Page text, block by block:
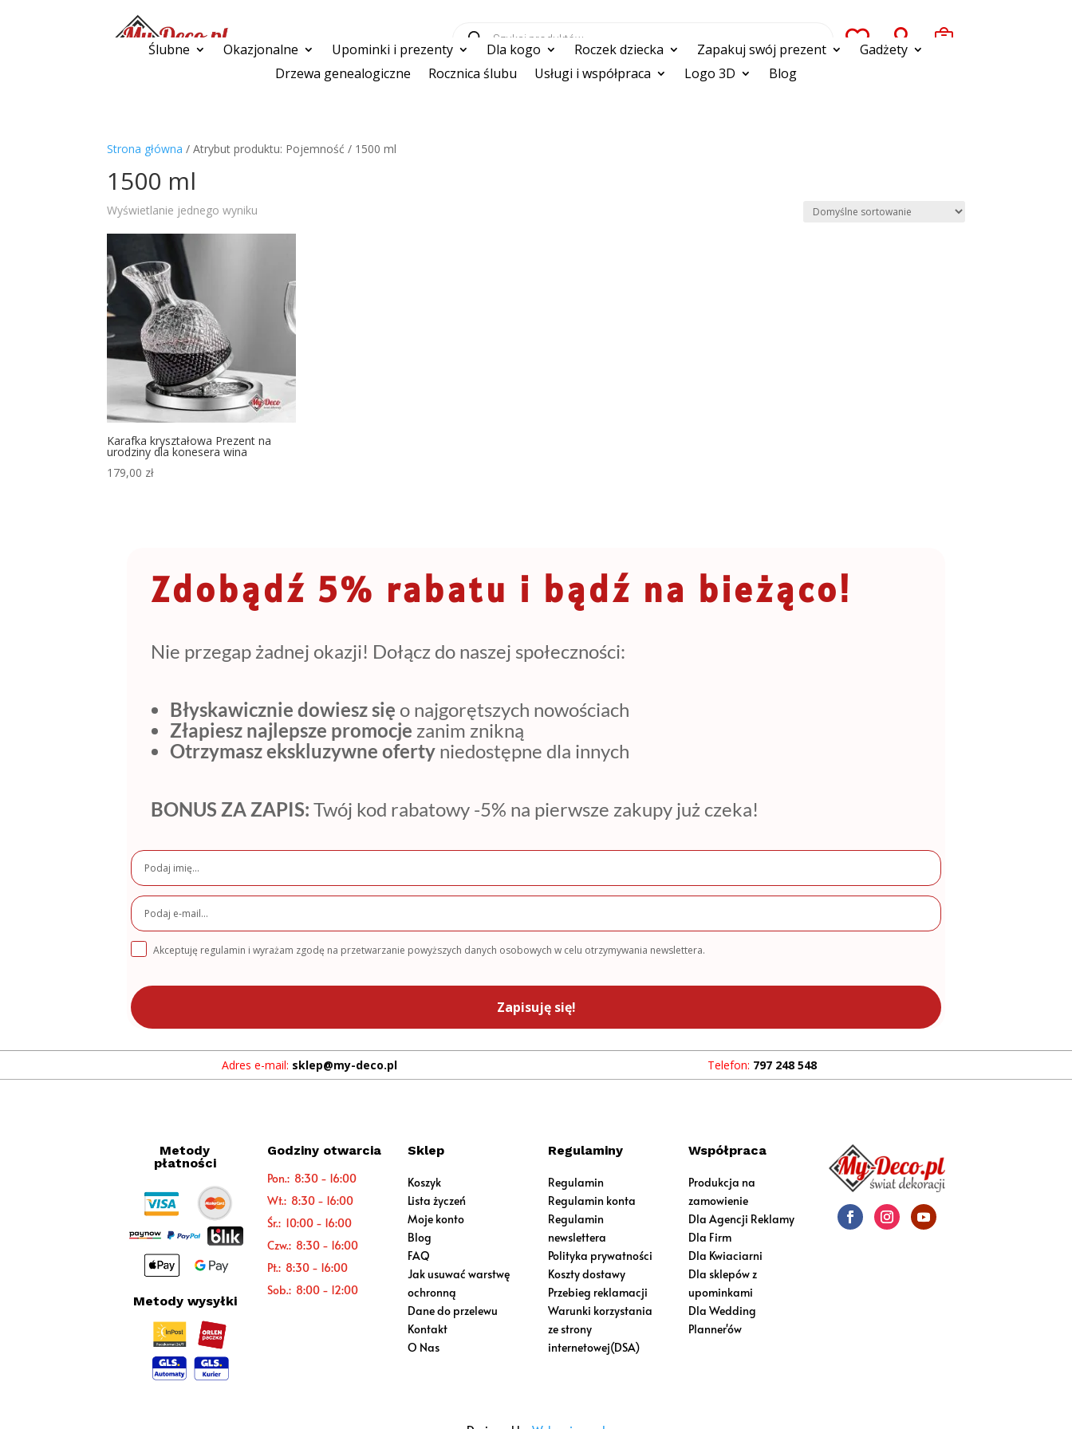
produktów   
Ślubne Okazjonalne Upominki i prezenty Dla kogo Roczek dziecka Zapakuj swój prezent
Gadżety
Drzewa genealogiczne
Rocznica ślubu Usługi i współpraca Logo 3D Blog
Strona główna / Atrybut produktu: Pojemność / 1500 ml
1500 ml
Wyświetlanie jednego wyniku
Karafka kryształowa Prezent na
urodziny dla konesera wina
179,00 zł
Zdobądź 5% rabatu i bądź na bieżąco!
Nie przegap żadnej okazji! Dołącz do naszej społeczności:
Błyskawicznie dowiesz się o najgorętszych nowościach
Złapiesz najlepsze promocje zanim znikną
Otrzymasz ekskluzywne oferty niedostępne dla innych
BONUS ZA ZAPIS: Twój kod rabatowy -5% na pierwsze zakupy już czeka!
Akceptuję regulamin i wyrażam zgodę na przetwarzanie powyższych danych osobowych w celu otrzymywania newslettera.
Zapisuję się!
Adres e-mail: sklep@my-deco.pl Telefon: 797 248 548
Metody
płatności
Metody wysyłki
Godziny otwarcia
Pon.: 8:30 - 16:00
Wt.: 8:30 - 16:00
Śr.: 10:00 - 16:00
Czw.: 8:30 - 16:00
Pt.: 8:30 - 16:00
Sob.: 8:00 - 12:00
Sklep
Koszyk
Lista życzeń
Moje konto
Blog
FAQ
Jak usuwać warstwę
ochronną
Dane do przelewu
Kontakt
O Nas
Regulaminy
Regulamin
Regulamin konta
Regulamin
newslettera
Polityka prywatności
Koszty dostawy
Przebieg reklamacji
Warunki korzystania
ze strony
internetowej(DSA)
Współpraca
Produkcja na
zamowienie
Dla Agencji Reklamy
Dla Firm
Dla Kwiaciarni
Dla sklepów z
upominkami
Dla Wedding
Planner'ów